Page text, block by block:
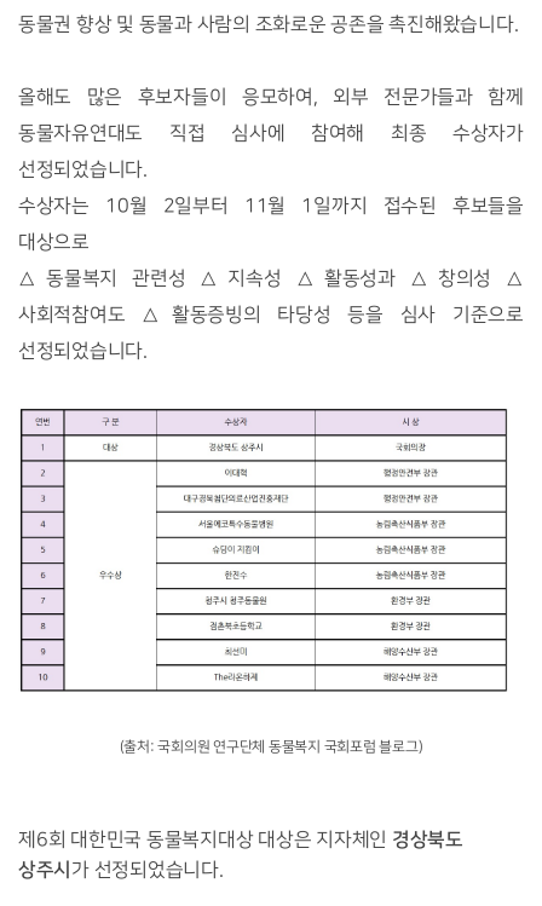
동물권 향상 및 동물과 사람의 조화로운 공존을 촉진해왔습니다.
올해도 많은 후보자들이 응모하여, 외부 전문가들과 함께
동물자유연대도 직접 심사에 참여해 최종 수상자가
선정되었습니다.
수상자는 10월 2일부터 11월 1일까지 접수된 후보들을
대상으로
△동물복지 관련성 △지속성 △활동성과 △창의성 △
사회적참여도 △활동증빙의 타당성 등을 심사 기준으로
선정되었습니다.
(출처: 국회의원 연구단체 동물복지 국회포럼 블로그)
제6회 대한민국 동물복지대상 대상은 지자체인 경상북도
상주시 가 선정되었습니다.